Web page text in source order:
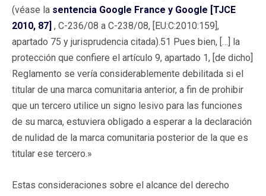
(véase la sentencia Google France y Google [TJCE
2010, 87] , C-236/08 a C-238/08, [EU:C:2010:159],
apartado 75 y jurisprudencia citada).51 Pues bien, […] la
protección que confiere el artículo 9, apartado 1, [de dicho]
Reglamento se vería considerablemente debilitada si el
titular de una marca comunitaria anterior, a fin de prohibir
que un tercero utilice un signo lesivo para las funciones
de su marca, estuviera obligado a esperar a la declaración
de nulidad de la marca comunitaria posterior de la que es
titular ese tercero.»
Estas consideraciones sobre el alcance del derecho